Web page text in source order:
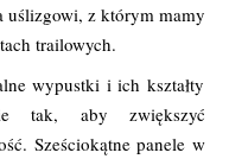
uślizgowi, z którym mamy
trailowych.
wypustki i ich kształty
tak, aby zwiększyć
Sześciokątne panele w